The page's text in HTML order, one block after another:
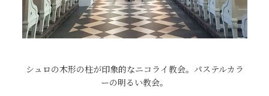
シュロの木形の柱が印象的なニコライ教会。パステルカラ
ーの明るい教会。